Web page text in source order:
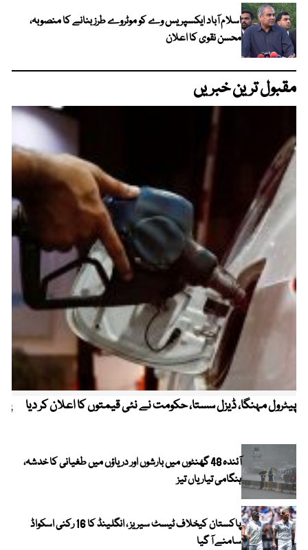
اسلام آباد ایکسپریس وے کو موٹروے طرز بنانے کا منصوبہ،
محسن نقوی کا اعلان
مقبول ترین خبریں
پیٹرول مہنگا، ڈیزل سستا، حکومت نے نئی قیمتوں کا اعلان کر دیا
آئندہ 48 گھنٹوں میں بارشوں اور دریاؤں میں طغیانی کا خدشہ،
ہنگامی تیاریاں تیز
پاکستان کیخلاف ٹیسٹ سیریز ، انگلینڈ کا 16 رکنی اسکواڈ
سامنے آ گیا